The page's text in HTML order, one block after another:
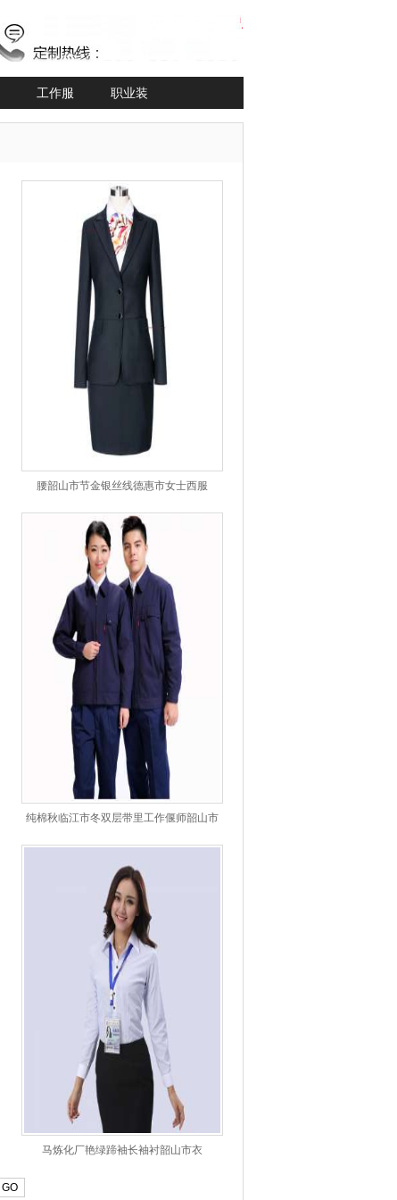
工作服 职业装
腰韶山市节金银丝线德惠市女士西服
纯棉秋临江市冬双层带里工作偃师韶山市
马炼化厂艳绿蹄袖长袖衬韶山市衣
GO